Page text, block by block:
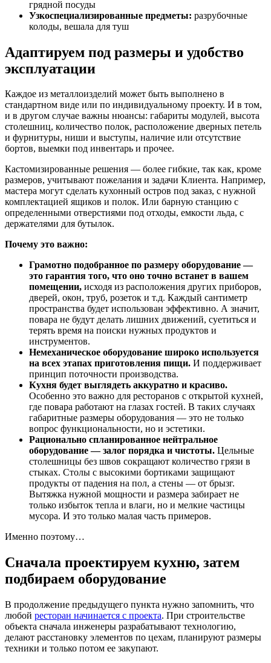
грядной посуды
Узкоспециализированные предметы: разрубочные
колоды, вешала для туш
Адаптируем под размеры и удобство
эксплуатации
Каждое из металлоизделий может быть выполнено в
стандартном виде или по индивидуальному проекту. И в том,
и в другом случае важны нюансы: габариты модулей, высота
столешниц, количество полок, расположение дверных петель
и фурнитуры, ниши и выступы, наличие или отсутствие
бортов, выемки под инвентарь и прочее.
Кастомизированные решения — более гибкие, так как, кроме
размеров, учитывают пожелания и задачи Клиента. Например,
мастера могут сделать кухонный остров под заказ, с нужной
комплектацией ящиков и полок. Или барную станцию с
определенными отверстиями под отходы, емкости льда, с
держателями для бутылок.
Почему это важно:
Грамотно подобранное по размеру оборудование —
это гарантия того, что оно точно встанет в вашем
помещении, исходя из расположения других приборов,
дверей, окон, труб, розеток и т.д. Каждый сантиметр
пространства будет использован эффективно. А значит,
повара не будут делать лишних движений, суетиться и
терять время на поиски нужных продуктов и
инструментов.
Немеханическое оборудование широко используется
на всех этапах приготовления пищи. И поддерживает
принцип поточности производства.
Кухня будет выглядеть аккуратно и красиво.
Особенно это важно для ресторанов с открытой кухней,
где повара работают на глазах гостей. В таких случаях
габаритные размеры оборудования — это не только
вопрос функциональности, но и эстетики.
Рационально спланированное нейтральное
оборудование — залог порядка и чистоты. Цельные
столешницы без швов сокращают количество грязи в
стыках. Столы с высокими бортиками защищают
продукты от падения на пол, а стены — от брызг.
Вытяжка нужной мощности и размера забирает не
только избыток тепла и влаги, но и мелкие частицы
мусора. И это только малая часть примеров.
Именно поэтому…
Сначала проектируем кухню, затем
подбираем оборудование
В продолжение предыдущего пункта нужно запомнить, что
любой ресторан начинается с проекта. При строительстве
объекта сначала инженеры разрабатывают технологию,
делают расстановку элементов по цехам, планируют размеры
техники и только потом ее закупают.